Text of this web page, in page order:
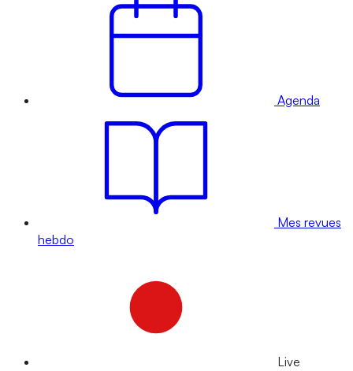
Agenda
Mes revues
hebdo
Live